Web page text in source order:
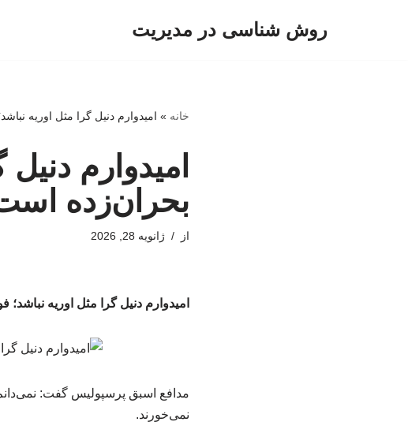
روش شناسی در مدیریت
خانه » امیدوارم دنیل گرا مثل اوریه
امیدوارم
بحران‌زده
از ژانویه 28, 2026
امیدوارم دنیل گرا مثل اوریه
مدافع اسبق پرسپولیس گفت: نمی‌دانم
نمی‌خورند.